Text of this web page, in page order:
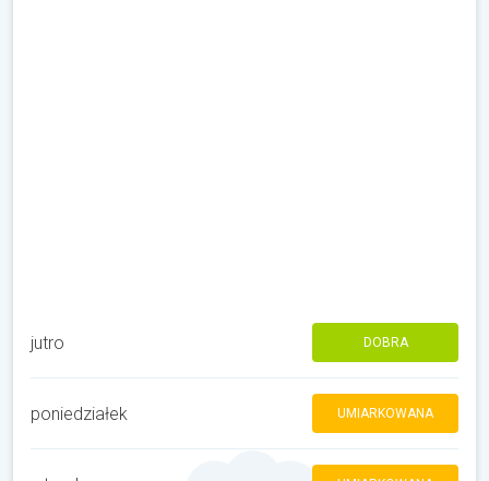
jutro DOBRA
poniedziałek UMIARKOWANA